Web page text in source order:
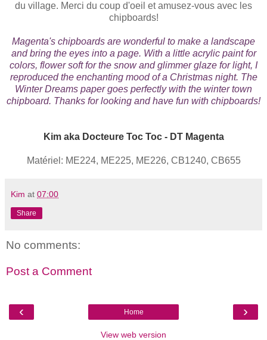
du village. Merci du coup d'oeil et amusez-vous avec les
chipboards!
Magenta's chipboards are wonderful to make a landscape
and bring the eyes into a page. With a little acrylic paint for
colors, flower soft for the snow and glimmer glaze for light, I
reproduced the enchanting mood of a Christmas night. The
Winter Dreams paper goes perfectly with the winter town
chipboard. Thanks for looking and have fun with chipboards!
Kim aka Docteure Toc Toc - DT Magenta
Matériel: ME224, ME225, ME226, CB1240, CB655
Kim at 07:00
Share
No comments:
Post a Comment
‹ ›
Home
View web version